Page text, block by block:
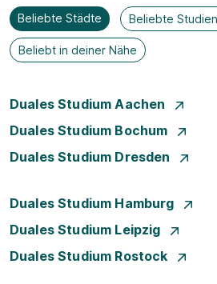
Beliebte Städte Beliebte
Beliebt in deiner Nähe
Duales Studium Aachen
Duales Studium Bochum
Duales Studium Dresden
Duales Studium Hamburg
Duales Studium Leipzig
Duales Studium Rostock